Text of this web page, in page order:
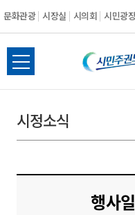
문화관광 시장실 시의회 시민광
전
체
뉴
열
시정소식
행사